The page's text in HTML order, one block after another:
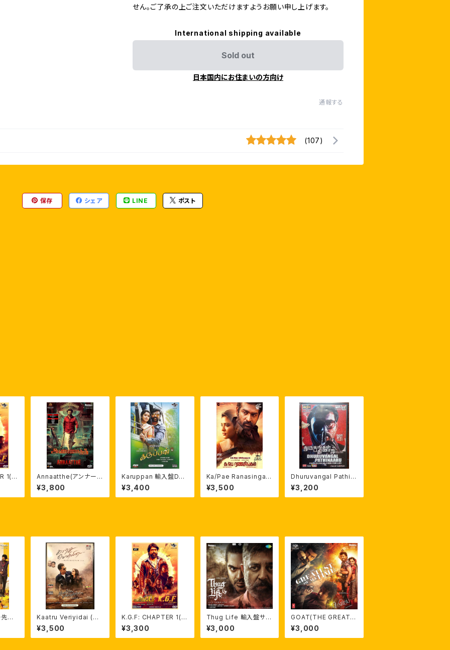
せん。ご了承の上ご注文いただけますようお願い申し上げます。
International shipping available
Sold out
日本国内にお住まいの方向け
通報する
(107)
保存 シェア LINE ポスト
1(タ
Annaatthe(アンナーッ
テ) ※日本語字幕 自家
製ライナーノーツ付 輸
入盤DVD
¥3,800
Karuppan 輸入盤DV
D(英語字幕付) ヴィジャ
イ・セードゥパティ
¥3,400
Ka/Pae Ranasingam
(英字幕)DVD
¥3,500
Dhuruvangal Pathin
aaru（D-16） 英字幕付
ラフマーン
¥3,200
生
Kaatru Veriyidai (吹
き渡る風に) DVD 英語
字幕 カールティ ICW上
映
¥3,500
K.G.F: CHAPTER 1(タ
ミル語版・英語字幕)イ
ンド映画輸入盤DVD
¥3,300
Thug Life 輸入盤サン
トラCD 劇伴つき A.R.ラ
フマーン
¥3,000
GOAT(THE GREATE
ST OF ALL TIME)/Va
risu(後継者)輸入盤サ
ントラCD
¥3,000